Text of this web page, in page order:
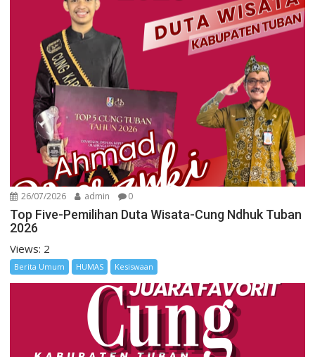
26/07/2026 admin 0
Top Five-Pemilihan Duta Wisata-Cung Ndhuk Tuban
2026
Views: 2
Berita Umum HUMAS Kesiswaan